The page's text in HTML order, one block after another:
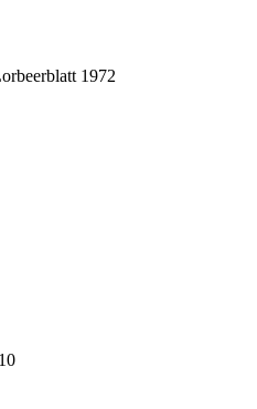
1972